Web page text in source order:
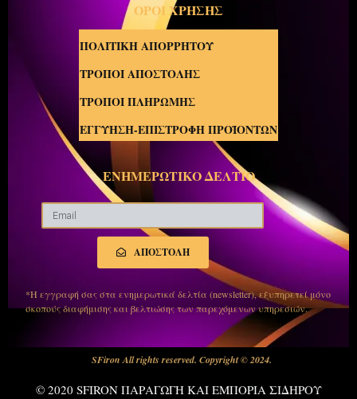
ΟΡΟΙ ΧΡΗΣΗΣ
ΠΟΛΙΤΙΚΗ ΑΠΟΡΡΗΤΟΥ
ΤΡΟΠΟΙ ΑΠΟΣΤΟΛΗΣ
ΤΡΟΠΟΙ ΠΛΗΡΩΜΗΣ
ΕΓΓΥΗΣΗ-ΕΠΙΣΤΡΟΦΗ ΠΡΟΪΟΝΤΩΝ
ΕΝΗΜΕΡΩΤΙΚΟ ΔΕΛΤΙΟ
ΑΠΟΣΤΟΛΗ
*Η εγγραφή σας στα ενημερωτικά δελτία (newsletter), εξυπηρετεί μόνο
σκοπούς διαφήμισης και βελτιώσης των παρεχόμενων υπηρεσιών.
SFiron All rights reserved. Copyright © 2024.
© 2020 SFIRON ΠΑΡΑΓΩΓΗ ΚΑΙ ΕΜΠΟΡΙΑ ΣΙΔΗΡΟΥ